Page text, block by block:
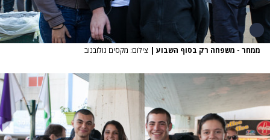
ממחר - משפחה רק בסוף השבוע | צילום: מקסים גולובנוב